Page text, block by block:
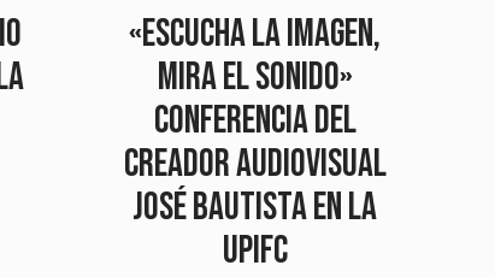
«Escucha la imagen,
mira el sonido»
conferencia del
creador audiovisual
José Bautista en la
UPIFC